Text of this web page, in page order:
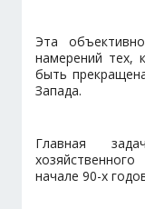
Эта
намерений тех,
быть
Запада.
Главная
начале 90-х